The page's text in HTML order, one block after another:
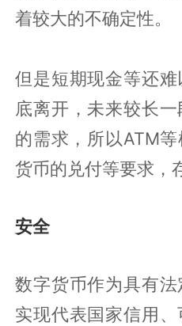
着较大的不确定性。
但是短期现金等还
底离开，未来较长
的需求，所以ATM
货币的兑付等要求，
安全
数字货币作为具有
实现代表国家信用